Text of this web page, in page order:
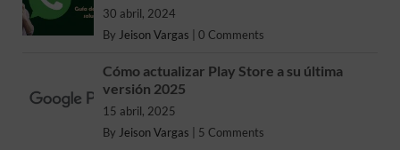
30 abril, 2024
By Jeison Vargas | 0 Comments
Cómo actualizar Play Store a su última
versión 2025
15 abril, 2025
By Jeison Vargas | 5 Comments